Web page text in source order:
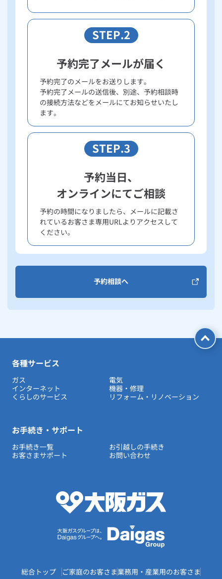
STEP.2
予約完了メールが届く
予約完了のメールをお送りします。
予約完了メールの送信後、別途、予約相談時
の接続方法などをメールにてお知らせいたし
ます。
STEP.3
予約当日、
オンラインにてご相談
予約の時間になりましたら、メールに記載さ
れているお客さま専用URLよりアクセスして
ください。
予約相談へ
各種サービス
ガス
電気
インターネット
機器・修理
くらしのサービス
リフォーム・リノベーション
お手続き・サポート
お手続き一覧
お引越しの手続き
お客さまサポート
お問い合わせ
総合トップ ご家庭のお客さま業務用・産業用のお客さま